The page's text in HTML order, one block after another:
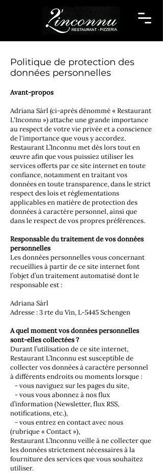
Politique de protection des
données personnelles
Avant-propos
Adriana Sàrl (ci-après dénommé « Restaurant
L'Inconnu ») attache une grande importance
au respect de votre vie privée et a conscience
de l'importance que vous y accordez.
Restaurant L’Inconnu met dès lors tout en
œuvre afin que vous puissiez utiliser les
services offerts par ce site internet en toute
confiance, notamment en traitant vos
données en toute transparence, dans le strict
respect des lois et réglementations
applicables en matière de protection des
données à caractère personnel, ainsi que
dans le respect de vos propres préférences.
Responsable du traitement de vos données
personnelles
Les données personnelles vous concernant
recueillies à partir de ce site internet font
l’objet d’un traitement automatisé dont le
responsable est :
Adriana Sàrl
Adresse : 3 rte du Vin, L-5445 Schengen
A quel moment vos données personnelles
sont-elles collectées ?
Durant l’utilisation de ce site internet,
Restaurant L’Inconnu est susceptible de
collecter vos données à caractère personnel
à différents endroits ou moments lorsque :
- vous naviguez sur les pages du site,
- vous vous abonnez à nos flux
d’information (Newsletter, flux RSS,
notifications, etc.),
- vous entrez en contact avec nous
(rubrique « Contact »),
Restaurant L’Inconnu veille à ne collecter que
les données strictement nécessaires à la
fourniture des services que vous souhaitez
utiliser.